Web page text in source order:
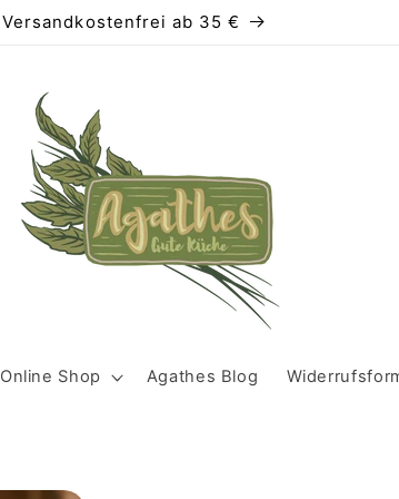
Versandkostenfrei ab 35 €
Online Shop Agathes Blog